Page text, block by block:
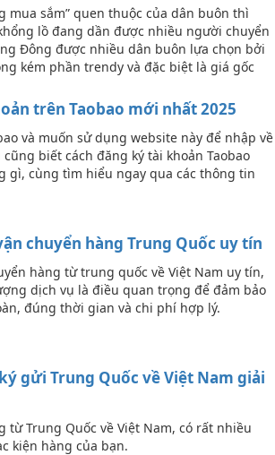
mua sắm” quen thuộc của dân buôn thì
lồ đang dần được nhiều người chuyển
Đông được nhiều dân buôn lựa chọn bởi
kém phần trendy và đặc biệt là giá gốc
trên Taobao mới nhất 2025
và muốn sử dụng website này để nhập về
biết cách đăng ký tài khoản Taobao
gì, cùng tìm hiểu ngay qua các thông tin
chuyển hàng Trung Quốc uy tín
hàng từ trung quốc về Việt Nam uy tín,
dịch vụ là điều quan trọng để đảm bảo
đúng thời gian và chi phí hợp lý.
gửi Trung Quốc về Việt Nam giải
Trung Quốc về Việt Nam, có rất nhiều
kiện hàng của bạn.